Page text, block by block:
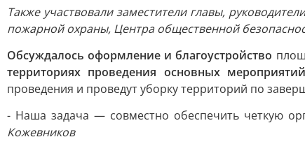
Также участвовали заместители главы,
пожарной охраны, Центра общественной
Обсуждалось оформление и благоустройство
территориях проведения основных
проведения и проведут уборку территорий по
- Наша задача — совместно обеспечить четкую
Кожевников